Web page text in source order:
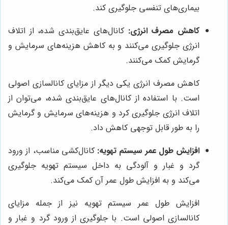
بیماری‌های تنفسی جلوگیری کند.
کاهش مصرف انرژی: کانال‌های عایق‌بندی شده، از اتلاف
انرژی جلوگیری می‌کنند و به کاهش هزینه‌های سرمایش و
گرمایش کمک می‌کنند.
کاهش مصرف انرژی یکی دیگر از مزایای کانالسازی اصولی
است. با استفاده از کانال‌های عایق‌بندی شده، می‌توان از
اتلاف انرژی جلوگیری کرد و هزینه‌های سرمایش و گرمایش
را به طور قابل توجهی کاهش داد.
افزایش طول عمر سیستم تهویه: کانال‌کشی مناسب، از ورود
گرد و غبار و آلودگی به داخل سیستم تهویه جلوگیری
می‌کند و به افزایش طول عمر آن کمک می‌کند.
افزایش طول عمر سیستم تهویه نیز از جمله مزایای
کانالسازی اصولی است. با جلوگیری از ورود گرد و غبار و